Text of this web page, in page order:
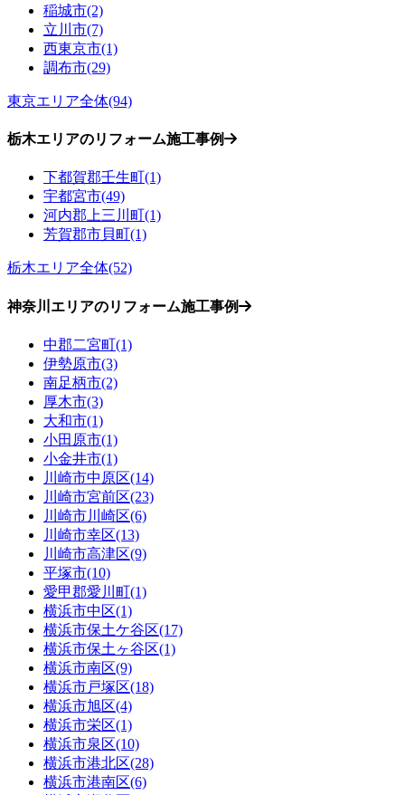
稲城市(2)
立川市(7)
西東京市(1)
調布市(29)
東京エリア全体(94)
栃木エリアのリフォーム施工事例
下都賀郡壬生町(1)
宇都宮市(49)
河内郡上三川町(1)
芳賀郡市貝町(1)
栃木エリア全体(52)
神奈川エリアのリフォーム施工事例
中郡二宮町(1)
伊勢原市(3)
南足柄市(2)
厚木市(3)
大和市(1)
小田原市(1)
小金井市(1)
川崎市中原区(14)
川崎市宮前区(23)
川崎市川崎区(6)
川崎市幸区(13)
川崎市高津区(9)
平塚市(10)
愛甲郡愛川町(1)
横浜市中区(1)
横浜市保土ケ谷区(17)
横浜市保土ヶ谷区(1)
横浜市南区(9)
横浜市戸塚区(18)
横浜市旭区(4)
横浜市栄区(1)
横浜市泉区(10)
横浜市港北区(28)
横浜市港南区(6)